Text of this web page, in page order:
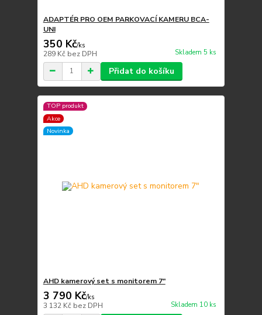
ADAPTÉR PRO OEM PARKOVACÍ KAMERU BCA-
UNI
350 Kč/ks
289 Kč bez DPH Skladem 5 ks
Přidat do košíku
TOP produkt
Akce
Novinka
AHD kamerový set s monitorem 7"
3 790 Kč/ks
3 132 Kč bez DPH Skladem 10 ks